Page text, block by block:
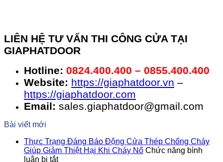
LIÊN HỆ TƯ VẤN THI CÔNG CỬA TẠI
GIAPHATDOOR
Hotline: 0824.400.400 – 0855.400.400
Website: https://giaphatdoor.vn –
https://giaphatdoor.com
Email: sales.giaphatdoor@gmail.com
Bài viết mới
Thực Trạng Đáng Báo Động Cửa Thép Chống Cháy
Giúp Giảm Thiệt Hại Khi Cháy Nổ Chức năng bình
luận bị tắtở